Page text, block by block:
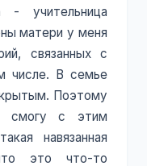
- учительница
матери у меня
связанных с
числе. В семье
Поэтому
смогу с этим
навязанная
это что-то